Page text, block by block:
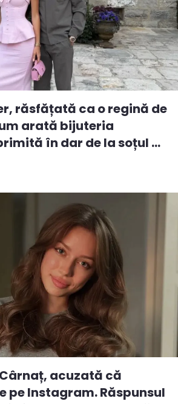
răsfățată ca o regină de
arată bijuteria
în dar de la soțul ...
acuzată că
pe Instagram. Răspunsul